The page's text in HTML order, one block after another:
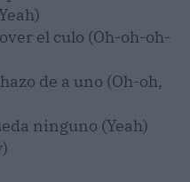
el culo (Oh-oh-oh-
de a uno (Oh-oh,
ninguno (Yeah)